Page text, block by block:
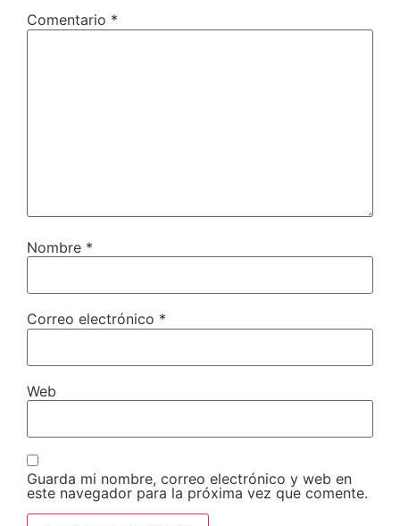
Comentario *
Nombre *
Correo electrónico *
Web
Guarda mi nombre, correo electrónico y web en
este navegador para la próxima vez que comente.